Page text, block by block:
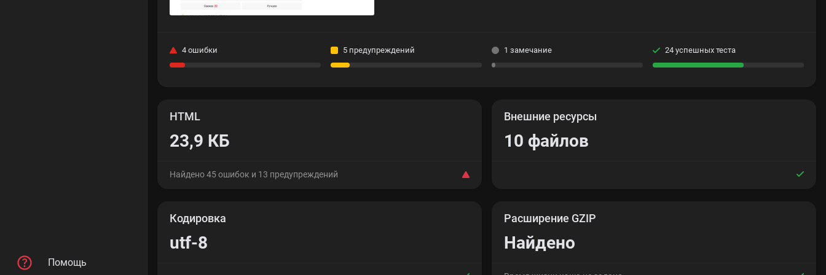
Помощь
4 ошибки 5 предупреждений 1 замечание 24 успешных теста
HTML
23,9 КБ
Найдено 45 ошибок и 13 предупреждений
Внешние ресурсы
10 файлов
Кодировка
utf-8
Расширение GZIP
Найдено